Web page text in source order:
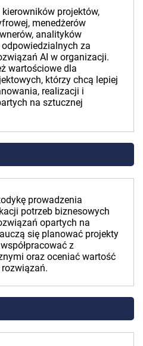
projektów,
menedżerów
analityków
za
AI w organizacji.
wartościowe dla
którzy chcą lepiej
realizacji i
na sztucznej
prowadzenia
potrzeb biznesowych
opartych na
się planować projekty
z
oraz oceniać wartość